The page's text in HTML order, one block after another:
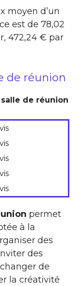
moyen d’un
est de 78,02
472,24 € par
de réunion
de réunion
permet
à la
des
des
de
la créativité